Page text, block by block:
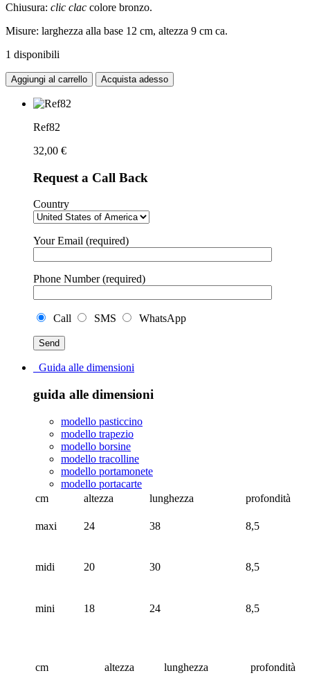
Chiusura: clic clac colore bronzo.
Misure: larghezza alla base 12 cm, altezza 9 cm ca.
1 disponibili
Aggiungi al carrello Acquista adesso
Ref82
32,00 €
Request a Call Back
Country
Your Email (required)
Phone Number (required)
Call SMS WhatsApp
Guida alle dimensioni
guida alle dimensioni
modello pasticcino
modello trapezio
modello borsine
modello tracolline
modello portamonete
modello portacarte
cm
altezza lunghezza profondità
maxi 24 38 8,5
midi 20 30 8,5
mini 18 24 8,5
cm altezza lunghezza
profondità